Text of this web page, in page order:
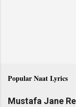
Popular Naat Lyrics
Mustafa Jane